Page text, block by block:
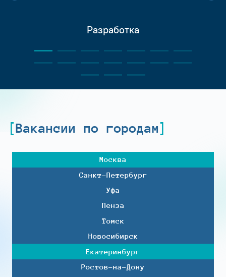
Разработка
Вакансии по городам
Москва
Санкт-Петербург
Уфа
Пенза
Томск
Новосибирск
Екатеринбург
Ростов-на-Дону